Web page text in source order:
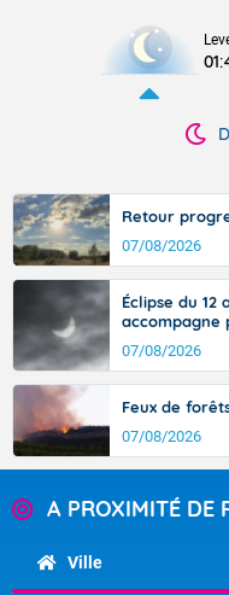
Retour
07/08/2026
Éclipse du 12
accompagne
07/08/2026
Feux de
07/08/2026
A PROXIMITÉ DE
Ville